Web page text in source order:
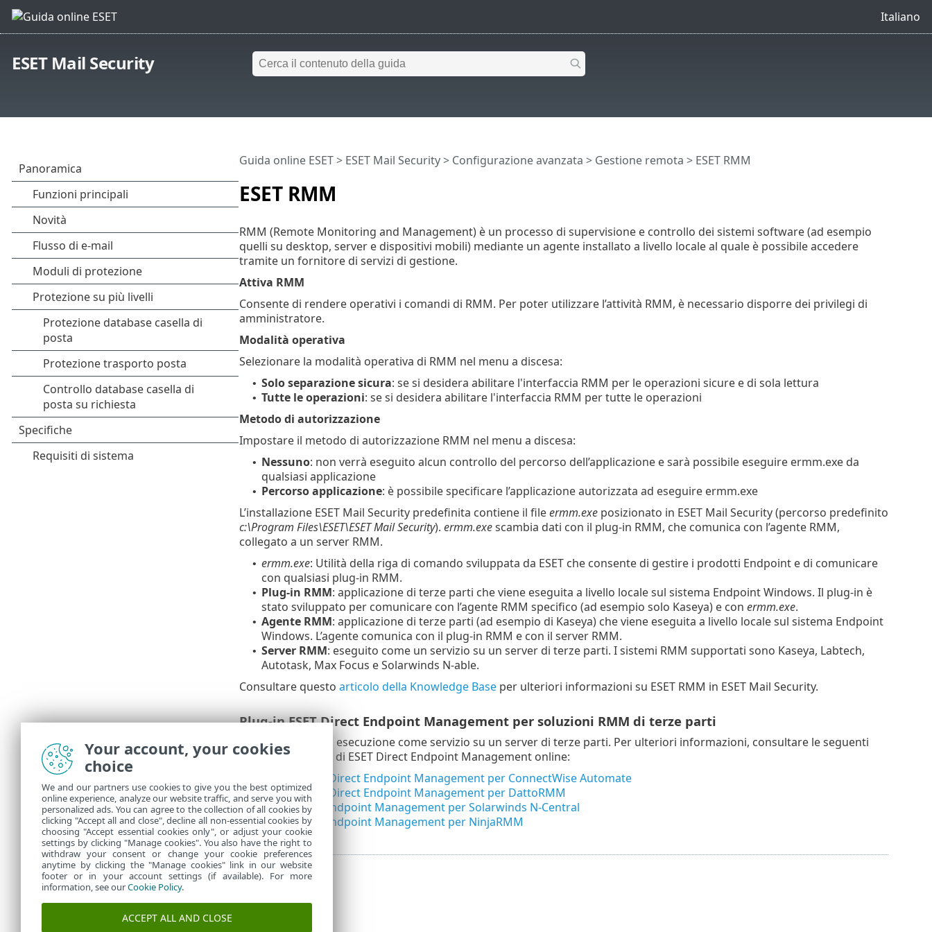
Italiano
ESET Mail Security
ESET RMM
Guida online ESET> ESET Mail Security> Configurazione avanzata > Gestione remota > ESET RMM
RMM (Remote Monitoring and Management) è un processo di supervisione e controllo dei sistemi software (ad esempio
quelli su desktop, server e dispositivi mobili) mediante un agente installato a livello locale al quale è possibile accedere
tramite un fornitore di servizi di gestione.
Attiva RMM
Consente di rendere operativi i comandi di RMM. Per poter utilizzare l’attività RMM, è necessario disporre dei privilegi di
amministratore.
Modalità operativa
Selezionare la modalità operativa di RMM nel menu a discesa:
• Solo separazione sicura: se si desidera abilitare l'interfaccia RMM per le operazioni sicure e di sola lettura
• Tutte le operazioni: se si desidera abilitare l'interfaccia RMM per tutte le operazioni
Metodo di autorizzazione
Impostare il metodo di autorizzazione RMM nel menu a discesa:
• Nessuno: non verrà eseguito alcun controllo del percorso dell’applicazione e sarà possibile eseguire ermm.exe da
qualsiasi applicazione
• Percorso applicazione: è possibile specificare l’applicazione autorizzata ad eseguire ermm.exe
L’installazione ESET Mail Security predefinita contiene il fileermm.exeposizionato in ESET Mail Security (percorso predefinito
c:\Program Files\ESET\ESET Mail Security). ermm.exescambia dati con il plug-in RMM, che comunica con l’agente RMM,
collegato a un server RMM.
• ermm.exe: Utilità della riga di comando sviluppata da ESET che consente di gestire i prodotti Endpoint e di comunicare
con qualsiasi plug-in RMM.
• Plug-in RMM: applicazione di terze parti che viene eseguita a livello locale sul sistema Endpoint Windows. Il plug-in è
stato sviluppato per comunicare con l’agente RMM specifico (ad esempio solo Kaseya) e con ermm.exe.
• Agente RMM: applicazione di terze parti (ad esempio di Kaseya) che viene eseguita a livello locale sul sistema Endpoint
Windows. L’agente comunica con il plug-in RMM e con il server RMM.
• Server RMM: eseguito come un servizio su un server di terze parti. I sistemi RMM supportati sono Kaseya, Labtech,
Autotask, Max Focus e Solarwinds N-able.
Consultare questo articolo della Knowledge Baseper ulteriori informazioni su ESET RMM in ESET Mail Security.
Plug-in ESET Direct Endpoint Management per soluzioni RMM di terze parti
Il server RMM è in esecuzione come servizio su un server di terze parti. Per ulteriori informazioni, consultare le seguenti
guide per l'utente di ESET Direct Endpoint Management online:
Plug-in ESET Direct Endpoint Management per ConnectWise Automate
• Plug-in ESET Direct Endpoint Management per DattoRMM
• ESET Direct Endpoint Management per Solarwinds N-Central
• ESET Direct Endpoint Management per NinjaRMM
Your account, your cookies
choice
We and our partners use cookies to give you the best optimized
online experience, analyze our website traffic, and serve you with
personalized ads. You can agree to the collection of all cookies by
clicking "Accept all and close", decline all non-essential cookies by
choosing "Accept essential cookies only", or adjust your cookie
settings by clicking "Manage cookies". You also have the right to
withdraw your consent or change your cookie preferences
anytime by clicking the "Manage cookies" link in our website
footer or in your account settings (if available). For more
information, see ourCookie Policy.
ACCEPT ALL AND CLOSE